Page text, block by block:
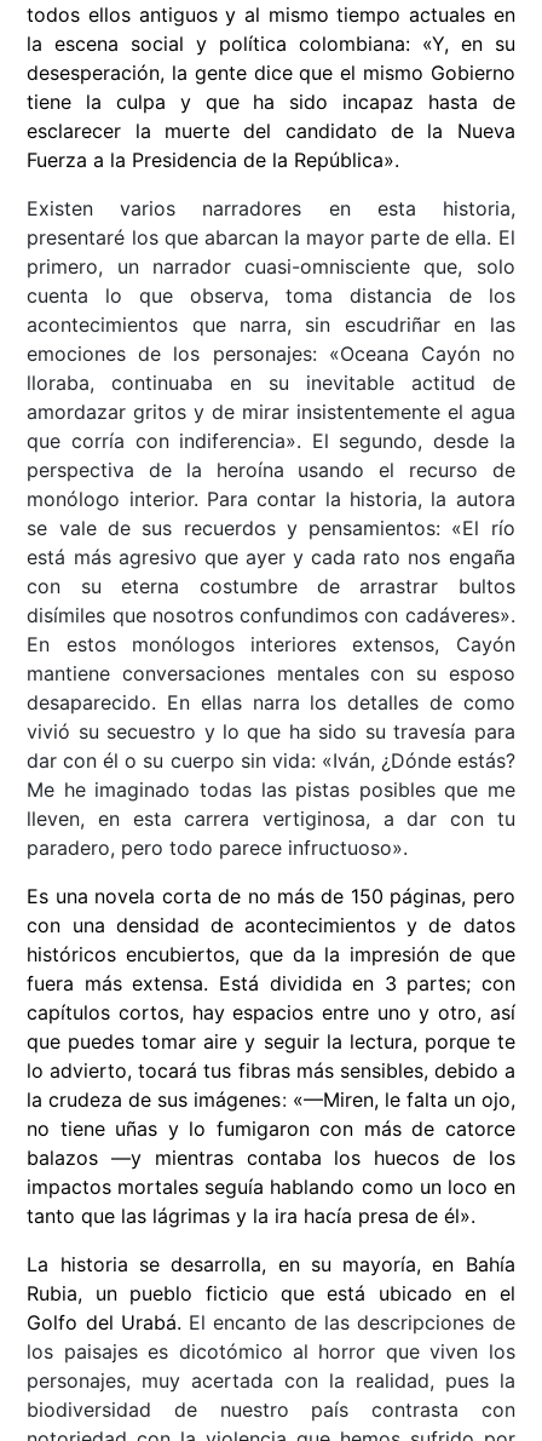
todos ellos antiguos y al mismo tiempo actuales en
la escena social y política colombiana: «Y, en su
desesperación, la gente dice que el mismo Gobierno
tiene la culpa y que ha sido incapaz hasta de
esclarecer la muerte del candidato de la Nueva
Fuerza a la Presidencia de la República».
Existen varios narradores en esta historia,
presentaré los que abarcan la mayor parte de ella. El
primero, un narrador cuasi-omnisciente que, solo
cuenta lo que observa, toma distancia de los
acontecimientos que narra, sin escudriñar en las
emociones de los personajes: «Oceana Cayón no
lloraba, continuaba en su inevitable actitud de
amordazar gritos y de mirar insistentemente el agua
que corría con indiferencia». El segundo, desde la
perspectiva de la heroína usando el recurso de
monólogo interior. Para contar la historia, la autora
se vale de sus recuerdos y pensamientos: «El río
está más agresivo que ayer y cada rato nos engaña
con su eterna costumbre de arrastrar bultos
disímiles que nosotros confundimos con cadáveres».
En estos monólogos interiores extensos, Cayón
mantiene conversaciones mentales con su esposo
desaparecido. En ellas narra los detalles de como
vivió su secuestro y lo que ha sido su travesía para
dar con él o su cuerpo sin vida: «Iván, ¿Dónde estás?
Me he imaginado todas las pistas posibles que me
lleven, en esta carrera vertiginosa, a dar con tu
paradero, pero todo parece infructuoso».
Es una novela corta de no más de 150 páginas, pero
con una densidad de acontecimientos y de datos
históricos encubiertos, que da la impresión de que
fuera más extensa. Está dividida en 3 partes; con
capítulos cortos, hay espacios entre uno y otro, así
que puedes tomar aire y seguir la lectura, porque te
lo advierto, tocará tus fibras más sensibles, debido a
la crudeza de sus imágenes: «—Miren, le falta un ojo,
no tiene uñas y lo fumigaron con más de catorce
balazos —y mientras contaba los huecos de los
impactos mortales seguía hablando como un loco en
tanto que las lágrimas y la ira hacía presa de él».
La historia se desarrolla, en su mayoría, en Bahía
Rubia, un pueblo ficticio que está ubicado en el
Golfo del Urabá. El encanto de las descripciones de
los paisajes es dicotómico al horror que viven los
personajes, muy acertada con la realidad, pues la
biodiversidad de nuestro país contrasta con